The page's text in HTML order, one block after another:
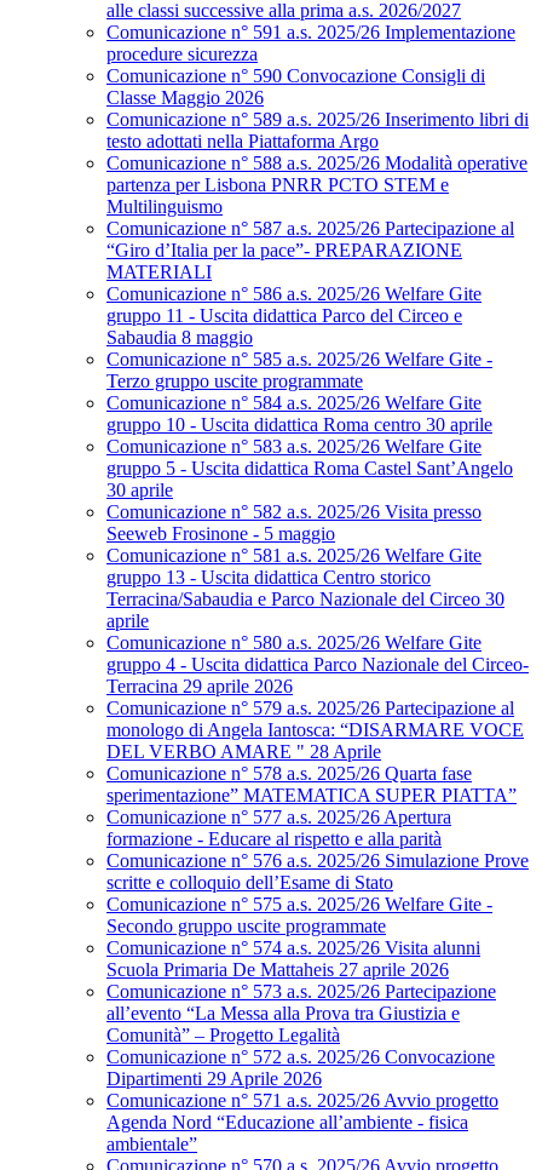
alle classi successive alla prima a.s. 2026/2027
Comunicazione n° 591 a.s. 2025/26 Implementazione
procedure sicurezza
Comunicazione n° 590 Convocazione Consigli di
Classe Maggio 2026
Comunicazione n° 589 a.s. 2025/26 Inserimento libri di
testo adottati nella Piattaforma Argo
Comunicazione n° 588 a.s. 2025/26 Modalità operative
partenza per Lisbona PNRR PCTO STEM e
Multilinguismo
Comunicazione n° 587 a.s. 2025/26 Partecipazione al
“Giro d’Italia per la pace”- PREPARAZIONE
MATERIALI
Comunicazione n° 586 a.s. 2025/26 Welfare Gite
gruppo 11 - Uscita didattica Parco del Circeo e
Sabaudia 8 maggio
Comunicazione n° 585 a.s. 2025/26 Welfare Gite -
Terzo gruppo uscite programmate
Comunicazione n° 584 a.s. 2025/26 Welfare Gite
gruppo 10 - Uscita didattica Roma centro 30 aprile
Comunicazione n° 583 a.s. 2025/26 Welfare Gite
gruppo 5 - Uscita didattica Roma Castel Sant’Angelo
30 aprile
Comunicazione n° 582 a.s. 2025/26 Visita presso
Seeweb Frosinone - 5 maggio
Comunicazione n° 581 a.s. 2025/26 Welfare Gite
gruppo 13 - Uscita didattica Centro storico
Terracina/Sabaudia e Parco Nazionale del Circeo 30
aprile
Comunicazione n° 580 a.s. 2025/26 Welfare Gite
gruppo 4 - Uscita didattica Parco Nazionale del Circeo-
Terracina 29 aprile 2026
Comunicazione n° 579 a.s. 2025/26 Partecipazione al
monologo di Angela Iantosca: “DISARMARE VOCE
DEL VERBO AMARE " 28 Aprile
Comunicazione n° 578 a.s. 2025/26 Quarta fase
sperimentazione” MATEMATICA SUPER PIATTA”
Comunicazione n° 577 a.s. 2025/26 Apertura
formazione - Educare al rispetto e alla parità
Comunicazione n° 576 a.s. 2025/26 Simulazione Prove
scritte e colloquio dell’Esame di Stato
Comunicazione n° 575 a.s. 2025/26 Welfare Gite -
Secondo gruppo uscite programmate
Comunicazione n° 574 a.s. 2025/26 Visita alunni
Scuola Primaria De Mattaheis 27 aprile 2026
Comunicazione n° 573 a.s. 2025/26 Partecipazione
all’evento “La Messa alla Prova tra Giustizia e
Comunità” – Progetto Legalità
Comunicazione n° 572 a.s. 2025/26 Convocazione
Dipartimenti 29 Aprile 2026
Comunicazione n° 571 a.s. 2025/26 Avvio progetto
Agenda Nord “Educazione all’ambiente - fisica
ambientale”